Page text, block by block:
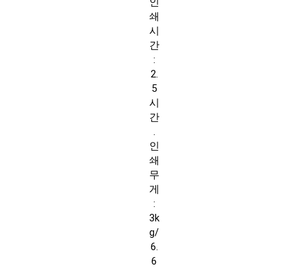
쇄
시
간
:
2.
5
시
간
.
인
쇄
무
게
:
3k
g/
6.
6